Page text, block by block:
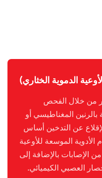
الدموية الخثاري)
من خلال الفحص
المغناطيسي أو
عن التدخين أساس
الأدوية الموسعة للأوعية
الإصابات بالإضافة إلى
العصبي الكيميائي.